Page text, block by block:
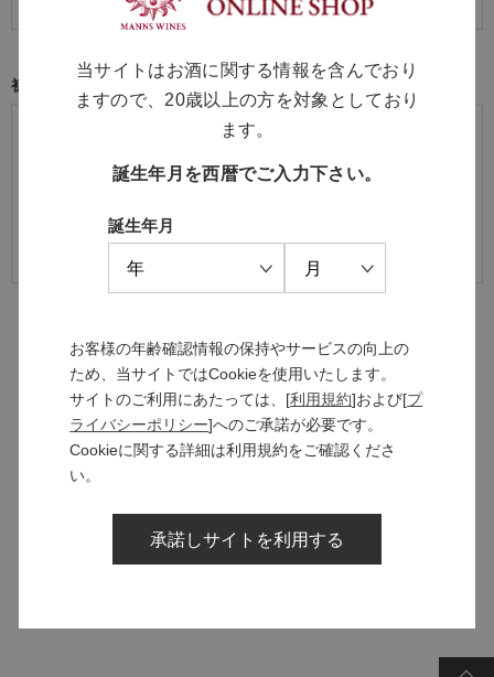
初めてご利用の方・会員以外の方
初めてご利用のお客様は、こちらから会員登録を行ってくださ
メールアドレスとパスワードを登録しておくと便利にお買い物が
MANNS WINE
ブランドサイト
SOLARISシリーズ
特設サイト
当サイトはお酒に関する情報を含んでおり
ますので、20歳以上の方を対象としており
ます。
誕生年月を西暦でご入力下さい。
誕生年月
お客様の年齢確認情報の保持やサービスの向上の
ため、当サイトではCookieを使用いたします。
サイトのご利用にあたっては、[利用規約]および[プ
ライバシーポリシー]へのご承諾が必要です。
Cookieに関する詳細は利用規約をご確認くださ
い。
承諾しサイトを利用する